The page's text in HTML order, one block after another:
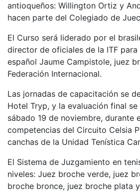
antioqueños: Willington Ortiz y
hacen parte del Colegiado de
El Curso será liderado por el
director de oficiales de la ITF para
español Jaume Campistole, juez
Federación Internacional.
Las jornadas de capacitación se
Hotel Tryp, y la evaluación final
sábado 19 de noviembre, durante
competencias del Circuito Celsia
canchas de la Unidad Tenística
El Sistema de Juzgamiento en
niveles: Juez broche verde, juez
broche bronce, juez broche plata